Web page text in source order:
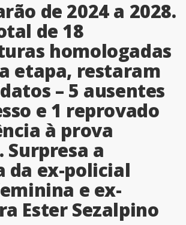
de 2024 a 2028.
de 18
homologadas
etapa, restaram
– 5 ausentes
e 1 reprovado
à prova
a
da ex-policial
e ex-
Ester Sezalpino